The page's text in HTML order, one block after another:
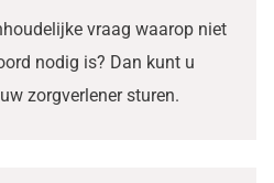
vraag waarop niet
nodig is? Dan kunt u
zorgverlener sturen.